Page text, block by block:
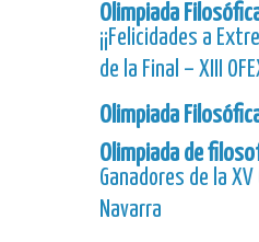
Olimpiada
¡¡Felicidades a
de la Final – XIII
Olimpiada
Olimpiada de
Ganadores de la
Navarra